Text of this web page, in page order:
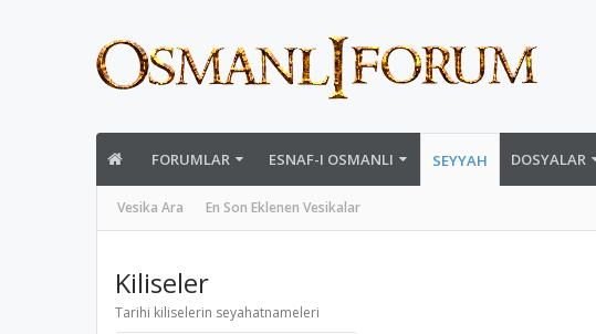
FORUMLAR ESNAF-I OSMANLI SEYYAH
Vesika Ara En Son Eklenen Vesikalar
DOSYALAR
Kiliseler
Tarihi kiliselerin seyahatnameleri